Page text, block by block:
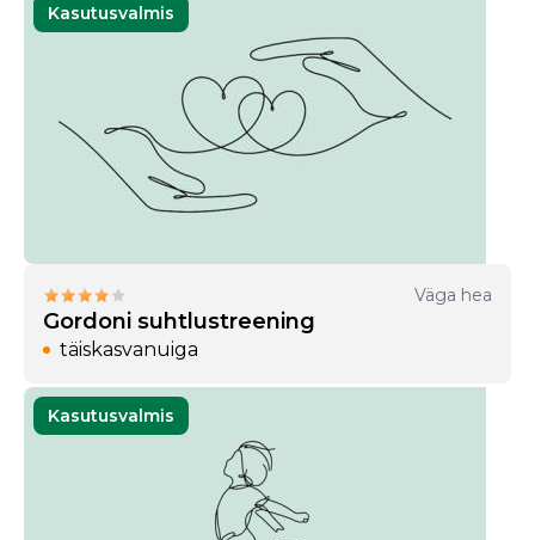
Kasutusvalmis
Väga hea
Gordoni suhtlustreening
täiskasvanuiga
Kasutusvalmis